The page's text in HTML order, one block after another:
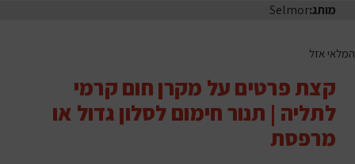
מותג:Selmor
המלאי אזל
קצת פרטים על מקרן חום קרמי
לתליה | תנור חימום לסלון גדול או
מרפסת